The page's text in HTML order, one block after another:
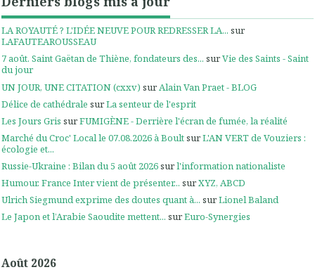
LA ROYAUTÉ ? L'IDÉE NEUVE POUR REDRESSER LA... sur
LAFAUTEAROUSSEAU
7 août. Saint Gaëtan de Thiène, fondateurs des... surVie des Saints - Saint
du jour
UN JOUR, UNE CITATION (cxxv) sur Alain Van Praet - BLOG
Délice de cathédrale surLa senteur de l'esprit
Les Jours Gris surFUMIGÈNE - Derrière l'écran de fumée, la réalité
Marché du Croc' Local le 07.08.2026 à BoultsurL'AN VERT de Vouziers :
écologie et...
Russie-Ukraine : Bilan du 5 août 2026surl'information nationaliste
Humour. France Inter vient de présenter... surXYZ, ABCD
Ulrich Siegmund exprime des doutes quant à... surLionel Baland
Le Japon et l’Arabie Saoudite mettent... surEuro-Synergies
Août 2026